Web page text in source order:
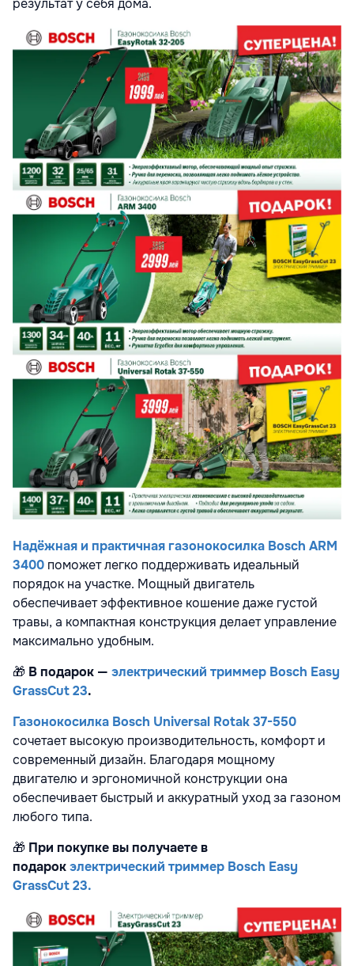
результат у себя дома.
Надёжная и практичная газонокосилка Bosch ARM
3400 поможет легко поддерживать идеальный
порядок на участке. Мощный двигатель
обеспечивает эффективное кошение даже густой
травы, а компактная конструкция делает управление
максимально удобным.
🎁 В подарок — электрический триммер Bosch Easy
GrassCut 23.
Газонокосилка Bosch Universal Rotak 37-550
сочетает высокую производительность, комфорт и
современный дизайн. Благодаря мощному
двигателю и эргономичной конструкции она
обеспечивает быстрый и аккуратный уход за газоном
любого типа.
🎁 При покупке вы получаете в
подарокэлектрический триммер Bosch Easy
GrassCut 23.